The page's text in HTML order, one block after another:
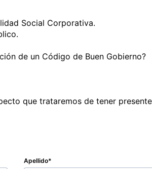
Social Corporativa.
de un Código de Buen Gobierno?
Apellido